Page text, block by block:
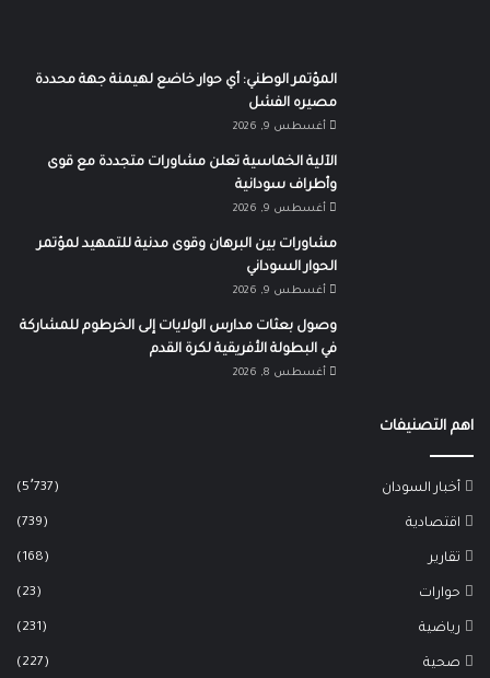
المؤتمر الوطني: أي حوار خاضع لهيمنة جهة محددة
مصيره الفشل
أغسطس 9, 2026
الآلية الخماسية تعلن مشاورات متجددة مع قوى
وأطراف سودانية
أغسطس 9, 2026
مشاورات بين البرهان وقوى مدنية للتمهيد لمؤتمر
الحوار السوداني
أغسطس 9, 2026
وصول بعثات مدارس الولايات إلى الخرطوم للمشاركة
في البطولة الأفريقية لكرة القدم
أغسطس 8, 2026
اهم التصنيفات
أخبار السودان (5٬737)
اقتصادية (739)
تقارير (168)
حوارات (23)
رياضية (231)
صحية (227)